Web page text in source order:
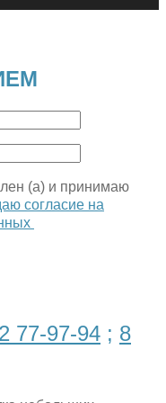
(а) и принимаю
согласие на
77-97-94 ; 8